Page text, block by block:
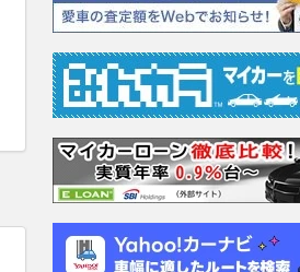
エヴォーラ
支払総額
0万円
支払総額
898 0万円